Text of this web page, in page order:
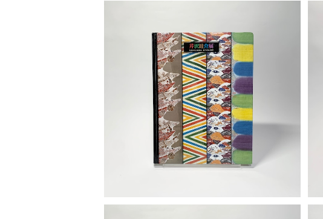
「生誕110年 芹沢銈介展」図録
¥2,500